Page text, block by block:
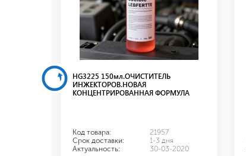
HG3225 150мл.ОЧИСТИТЕЛЬ
ИНЖЕКТОРОВ.НОВАЯ
КОНЦЕНТРИРОВАННАЯ ФОРМУЛА
Код товара:
21957
Срок доставки:
1-3 дня
Актуальность:
30-03-2020